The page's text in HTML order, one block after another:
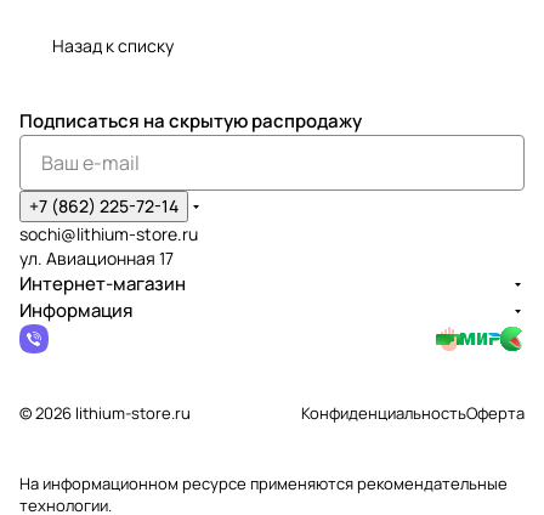
Назад к списку
Подписаться на скрытую распродажу
+7 (862) 225-72-14
sochi@lithium-store.ru
ул. Авиационная 17
Интернет-магазин
Информация
© 2026 lithium-store.ru КонфиденциальностьОферта
На информационном ресурсе применяютсярекомендательные
технологии.